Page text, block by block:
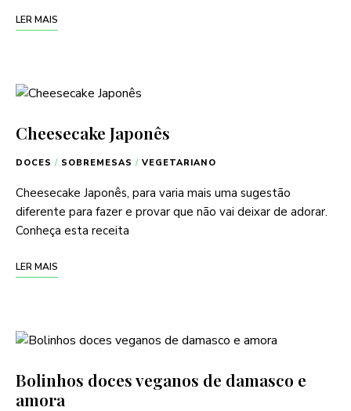
LER MAIS
Cheesecake Japonês
DOCES / SOBREMESAS / VEGETARIANO
Cheesecake Japonês, para varia mais uma sugestão
diferente para fazer e provar que não vai deixar de adorar.
Conheça esta receita
LER MAIS
Bolinhos doces veganos de damasco e
amora